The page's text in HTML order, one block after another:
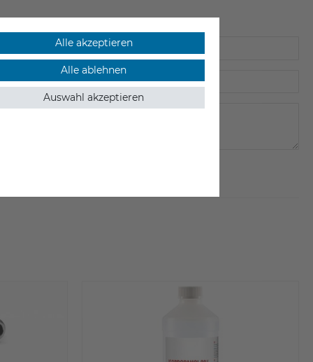
Alle akzeptieren
Alle ablehnen
Auswahl akzeptieren